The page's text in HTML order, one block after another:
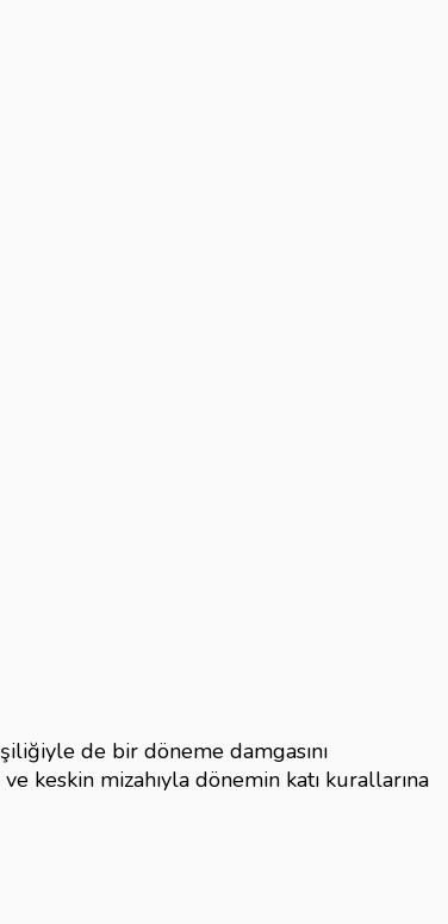
de bir döneme damgasını
keskin mizahıyla dönemin katı kurallarına